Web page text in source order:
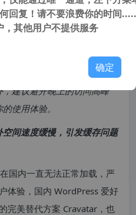
建议避开晚上的访问高峰
使用体验。
间速度缓慢，引发缓存问题
国内一直无法正常加载，严
体验，国内 WordPress 爱好
完美替代方案 Cravatar，也
回复！请不要浪费你的时间
，其他用户不提供服务
确定